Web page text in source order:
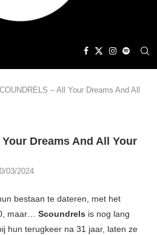
– All Your Dreams And All
Dreams And All Your
03/2024
bestaan te dateren, met het
maar… Scoundrels is nog lang
hun terugkeer na 31 jaar, laten ze